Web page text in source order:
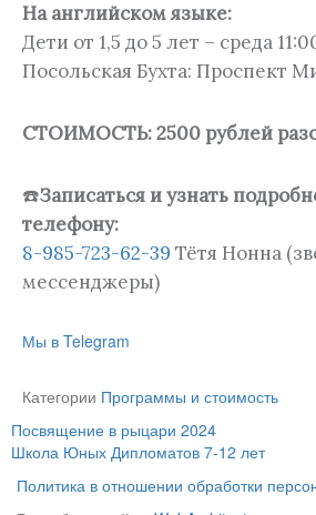
На английском языке:
Дети от 1,5 до 5 лет – среда
Посольская Бухта: Проспект
СТОИМОСТЬ: 2500 рублей
☎️Записаться и узнать
телефону:
8-985-723-62-39 Тётя Нонна
мессенджеры)
Мы в Telegram
Категории Программы и стоимость
Посвящение в рыцари 2024
Школа Юных Дипломатов 7-12 лет
Политика в отношении обработки